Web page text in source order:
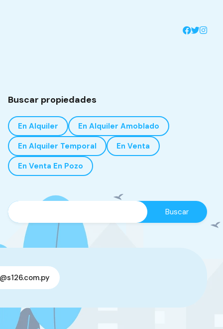
Buscar propiedades
En Alquiler
En Alquiler Amoblado
En Alquiler Temporal
En Venta
En Venta En Pozo